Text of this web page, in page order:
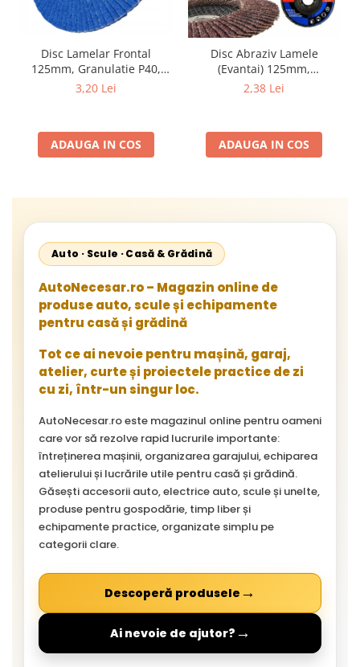
Disc Lamelar Frontal
125mm, Granulatie P40,
Abraziv Premium din
13300 RPM, pentru Slefuire
Otel, Inox, Lemn si Metal,
3,20 Lei
ADAUGA IN COS
Disc Abraziv Lamele
(Evantai) 125mm,
Granulație , pentru Metal și
2,38 Lei
ADAUGA IN COS
Auto · Scule · Casă & Grădină
AutoNecesar.ro – Magazin online de
produse auto, scule și echipamente
pentru casă și grădină
Tot ce ai nevoie pentru mașină, garaj,
atelier, curte și proiectele practice de zi
cu zi, într-un singur loc.
AutoNecesar.ro este magazinul online pentru oameni
care vor să rezolve rapid lucrurile importante:
întreținerea mașinii, organizarea garajului, echiparea
atelierului și lucrările utile pentru casă și grădină.
Găsești accesorii auto, electrice auto, scule și unelte,
produse pentru gospodărie, timp liber și
echipamente practice, organizate simplu pe
categorii clare.
Descoperă produsele →
Ai nevoie de ajutor? →